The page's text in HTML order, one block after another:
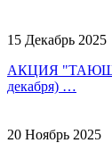
15 Декабрь 2025
АКЦИЯ
декабря) …
20 Ноябрь 2025